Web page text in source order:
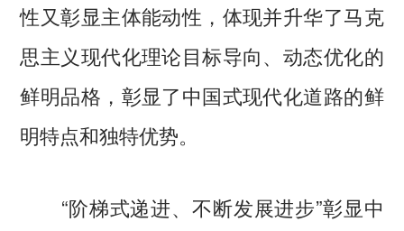
性又彰显主体能动性，体现并升华了马克
思主义现代化理论目标导向、动态优化的
鲜明品格，彰显了中国式现代化道路的鲜
明特点和独特优势。
“阶梯式递进、不断发展进步”彰显中